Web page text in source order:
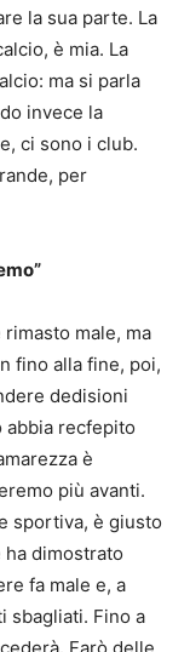
la sua parte. La
è mia. La
ma si parla
invece la
ci sono i club.
per
rimasto male, ma
fino alla fine, poi,
dedisioni
abbia recfepito
è
più avanti.
sportiva, è giusto
dimostrato
fa male e, a
sbagliati. Fino a